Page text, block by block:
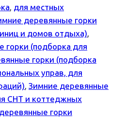
, для местных
деревянные горки
и домов отдыха),
горки (подборка для
горки (подборка
управ, для
, Зимние деревянные
СНТ и коттеджных
горки